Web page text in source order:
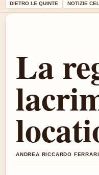
DIETRO LE QUINTE
NOTIZIE
La
ANDREA RICCARDO